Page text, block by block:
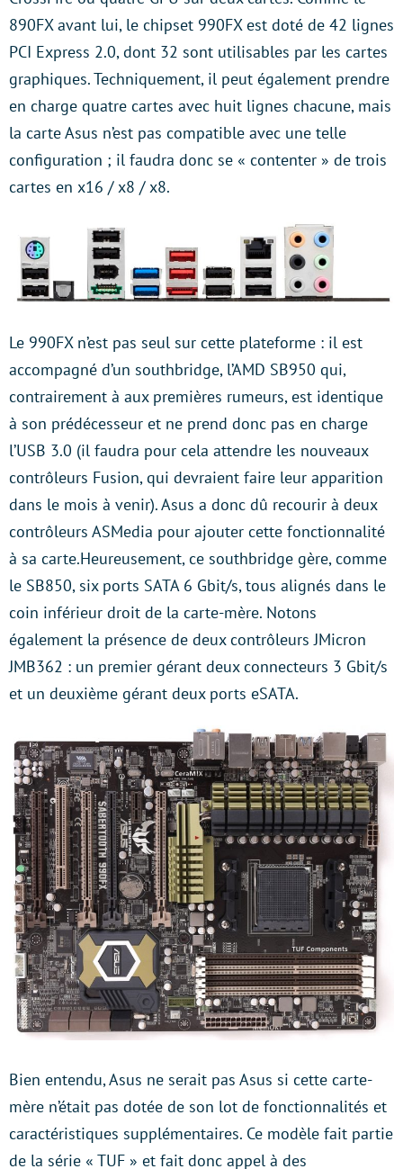
890FX avant lui, le chipset 990FX est doté de 42 lignes
PCI Express 2.0, dont 32 sont utilisables par les cartes
graphiques. Techniquement, il peut également prendre
en charge quatre cartes avec huit lignes chacune, mais
la carte Asus n’est pas compatible avec une telle
configuration ; il faudra donc se « contenter » de trois
cartes en x16 / x8 / x8.
Le 990FX n’est pas seul sur cette plateforme : il est
accompagné d’un southbridge, l’AMD SB950 qui,
contrairement à aux premières rumeurs, est identique
à son prédécesseur et ne prend donc pas en charge
l’USB 3.0 (il faudra pour cela attendre les nouveaux
contrôleurs Fusion, qui devraient faire leur apparition
dans le mois à venir). Asus a donc dû recourir à deux
contrôleurs ASMedia pour ajouter cette fonctionnalité
à sa carte.Heureusement, ce southbridge gère, comme
le SB850, six ports SATA 6 Gbit/s, tous alignés dans le
coin inférieur droit de la carte-mère. Notons
également la présence de deux contrôleurs JMicron
JMB362 : un premier gérant deux connecteurs 3 Gbit/s
et un deuxième gérant deux ports eSATA.
Bien entendu, Asus ne serait pas Asus si cette carte-
mère n’était pas dotée de son lot de fonctionnalités et
caractéristiques supplémentaires. Ce modèle fait partie
de la série « TUF » et fait donc appel à des